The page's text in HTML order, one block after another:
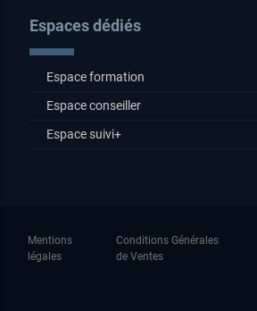
Espaces dédiés
Espace formation
Espace conseiller
Espace suivi+
Mentions
légales
Conditions Générales
de Ventes